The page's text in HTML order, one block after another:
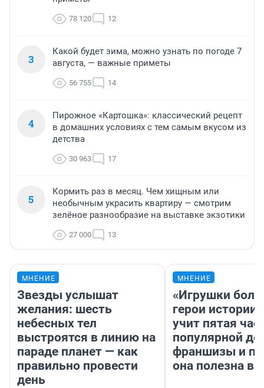
78 120 12
3
Какой будет зима, можно узнать по погоде 7
августа, — важные приметы
56 755 14
4
Пирожное «Картошка»: классический рецепт
в домашних условиях с тем самым вкусом из
детства
30 963 17
5
Кормить раз в месяц. Чем хищным или
необычным украсить квартиру — смотрим
зелёное разнообразие на выставке экзотики
27 000 13
МНЕНИЕ
Звезды услышат
желания: шесть
небесных тел
выстроятся в линию на
параде планет — как
правильно провести
день
МНЕНИЕ
«Игрушки
герои
учит пятая
популярной
франшизы и
она полезна